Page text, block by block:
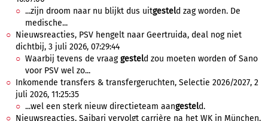
...zijn droom naar nu blijkt dus uitgesteld zag worden. De
medische...
Nieuwsreacties, PSV hengelt naar Geertruida, deal nog niet
dichtbij, 3 juli 2026, 07:29:44
Waarbij tevens de vraaggesteld zou moeten worden of Sano
voor PSV wel zo...
Inkomende transfers & transfergeruchten, Selectie 2026/2027, 2
juli 2026, 11:25:35
...wel een sterk nieuw directieteam aangesteld.
Nieuwsreacties, Saibari vervolgt carrière na het WK in München,